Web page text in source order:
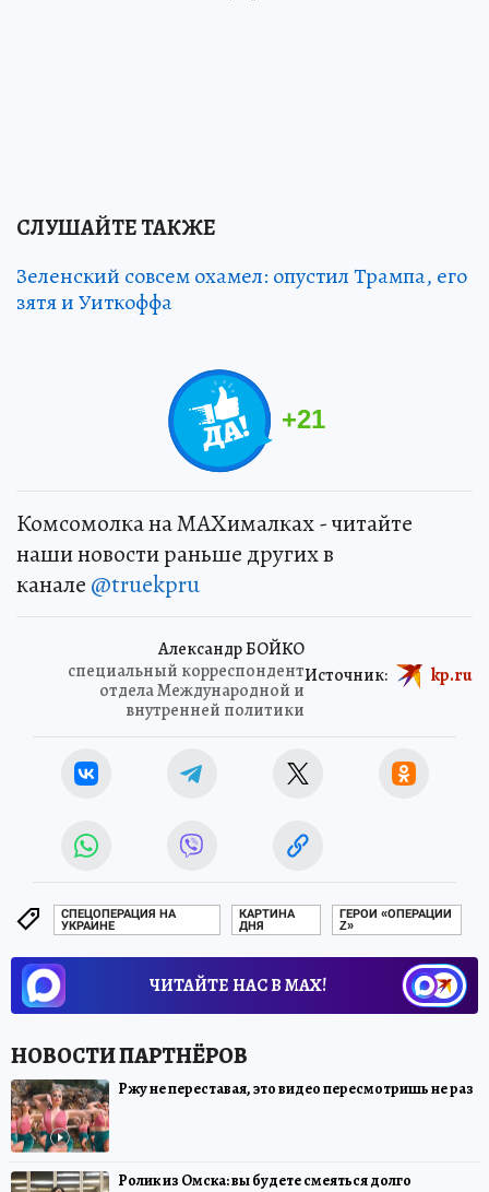
СЛУШАЙТЕ ТАКЖЕ
Зеленский совсем охамел: опустил Трампа, его
зятя и Уиткоффа
+21
Комсомолка на MAXималках - читайте
наши новости раньше других в
канале @truekpru
Александр БОЙКО
специальный корреспондент
отдела Международной и
внутренней политики
Источник: kp.ru
СПЕЦОПЕРАЦИЯ НА
УКРАИНЕ
КАРТИНА
ДНЯ
ГЕРОИ «ОПЕРАЦИИ
Z»
ЧИТАЙТЕ НАС В МАХ!
Ржу не переставая, это видео пересмотришь не раз
Ролик из Омска: вы будете смеяться долго